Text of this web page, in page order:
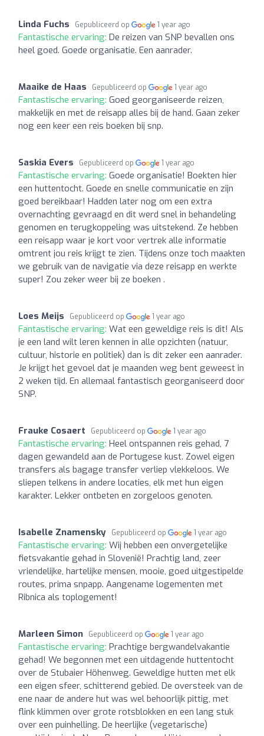
Linda Fuchs Gepubliceerd op 1 year ago
Fantastische ervaring: De reizen van SNP bevallen ons
heel goed. Goede organisatie. Een aanrader.
Maaike de Haas Gepubliceerd op 1 year ago
Fantastische ervaring: Goed georganiseerde reizen,
makkelijk en met de reisapp alles bij de hand. Gaan zeker
nog een keer een reis boeken bij snp.
Saskia Evers Gepubliceerd op 1 year ago
Fantastische ervaring: Goede organisatie! Boekten hier
een huttentocht. Goede en snelle communicatie en zijn
goed bereikbaar! Hadden later nog om een extra
overnachting gevraagd en dit werd snel in behandeling
genomen en terugkoppeling was uitstekend. Ze hebben
een reisapp waar je kort voor vertrek alle informatie
omtrent jou reis krijgt te zien. Tijdens onze toch maakten
we gebruik van de navigatie via deze reisapp en werkte
super! Zou zeker weer bij ze boeken .
Loes Meijs Gepubliceerd op 1 year ago
Fantastische ervaring: Wat een geweldige reis is dit! Als
je een land wilt leren kennen in alle opzichten (natuur,
cultuur, historie en politiek) dan is dit zeker een aanrader.
Je krijgt het gevoel dat je maanden weg bent geweest in
2 weken tijd. En allemaal fantastisch georganiseerd door
SNP.
Frauke Cosaert Gepubliceerd op 1 year ago
Fantastische ervaring: Heel ontspannen reis gehad, 7
dagen gewandeld aan de Portugese kust. Zowel eigen
transfers als bagage transfer verliep vlekkeloos. We
sliepen telkens in andere locaties, elk met hun eigen
karakter. Lekker ontbeten en zorgeloos genoten.
Isabelle Znamensky Gepubliceerd op 1 year ago
Fantastische ervaring: Wij hebben een onvergetelijke
fietsvakantie gehad in Slovenië! Prachtig land, zeer
vriendelijke, hartelijke mensen, mooie, goed uitgestipelde
routes, prima snpapp. Aangename logementen met
Ribnica als toplogement!
Marleen Simon Gepubliceerd op 1 year ago
Fantastische ervaring: Prachtige bergwandelvakantie
gehad! We begonnen met een uitdagende huttentocht
over de Stubaier Höhenweg. Geweldige hutten met elk
een eigen sfeer, schitterend gebied. De oversteek van de
ene naar de andere hut was wel behoorlijk pittig, met
flink klimmen over grote rotsblokken en een lang stuk
over een puinhelling. De heerlijke (vegetarische)